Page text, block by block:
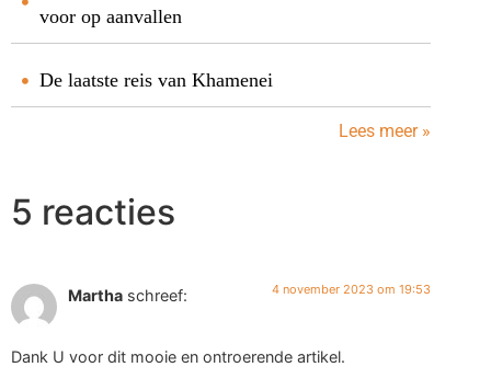
voor op aanvallen
De laatste reis van Khamenei
Lees meer »
5 reacties
Martha schreef: 4 november 2023 om 19:53
Dank U voor dit mooie en ontroerende artikel.